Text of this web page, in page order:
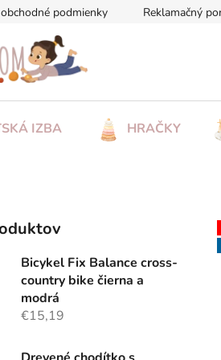
podmienky Reklamačný
IZBA HRAČKY
Bicykel Fix Balance cross-
country bike čierna a
modrá
€15,19